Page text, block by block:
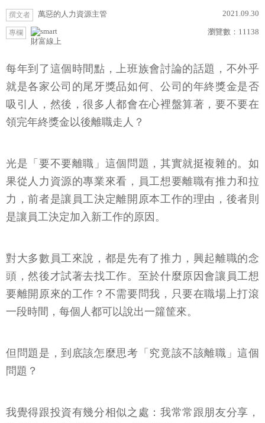
撰文者 萬惡的人力資源主管 2021.09.30
專欄
財富線上
瀏覽數： 11138
每年到了這個時間點，上班族會討論的話題，不外乎
就是各家公司的尾牙獎品如何、公司的年終獎金是否
吸引人，然後，很多人都會在心裡盤算著，要不要在
領完年終獎金以後離職走人？
光是「要不要離職」這個問題，其實就挺複雜的。如
果從人力資源的專業來看，員工想要離職有推力和拉
力，前者是讓員工決定離開原本工作的理由，後者則
是讓員工決定加入新工作的原因。
對大多數員工來說，都是先有了推力，興起離職的念
頭，然後才試著去找工作。至於什麼原因會讓員工想
要離開原來的工作？不需要問我，只要在職場上打滾
一段時間，每個人都可以說出一籮筐來。
但問題是，到底該怎麼思考「究竟該不該離職」這個
問題？
我覺得跟投資有幾分相似之處：我常常跟朋友分享，